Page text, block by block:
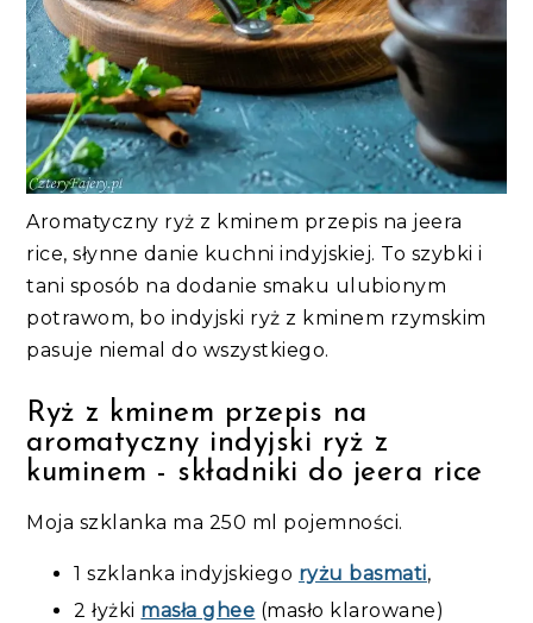
Aromatyczny ryż z kminem przepis na jeera
rice, słynne danie kuchni indyjskiej. To szybki i
tani sposób na dodanie smaku ulubionym
potrawom, bo indyjski ryż z kminem rzymskim
pasuje niemal do wszystkiego.
Ryż z kminem przepis na
aromatyczny indyjski ryż z
kuminem - składniki do jeera rice
Moja szklanka ma 250 ml pojemności.
1 szklanka indyjskiego ryżu basmati,
2 łyżki masła ghee (masło klarowane)